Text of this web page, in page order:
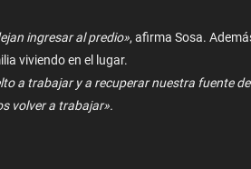
ingresar al predio», afirma Sosa.
viviendo en el lugar.
a trabajar y a recuperar nuestra fuente
volver a trabajar».